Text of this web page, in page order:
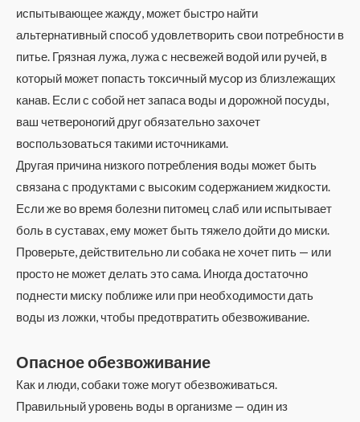
испытывающее жажду, может быстро найти
альтернативный способ удовлетворить свои потребности в
питье. Грязная лужа, лужа с несвежей водой или ручей, в
который может попасть токсичный мусор из близлежащих
канав. Если с собой нет запаса воды и дорожной посуды,
ваш четвероногий друг обязательно захочет
воспользоваться такими источниками.
Другая причина низкого потребления воды может быть
связана с продуктами с высоким содержанием жидкости.
Если же во время болезни питомец слаб или испытывает
боль в суставах, ему может быть тяжело дойти до миски.
Проверьте, действительно ли собака не хочет пить — или
просто не может делать это сама. Иногда достаточно
поднести миску поближе или при необходимости дать
воды из ложки, чтобы предотвратить обезвоживание.
Опасное обезвоживание
Как и люди, собаки тоже могут обезвоживаться.
Правильный уровень воды в организме — один из